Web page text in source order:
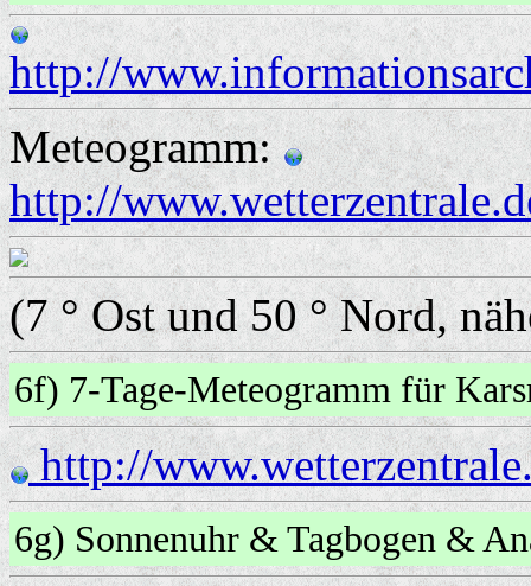
http://
Meteogramm:
http://
(7 ° Ost und 50 ° Nord,
6f) 7-Tage-Meteogramm für
http://
6g) Sonnenuhr & Tagbogen &